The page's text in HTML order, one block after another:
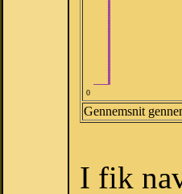
0
Gennemsnit
I fik